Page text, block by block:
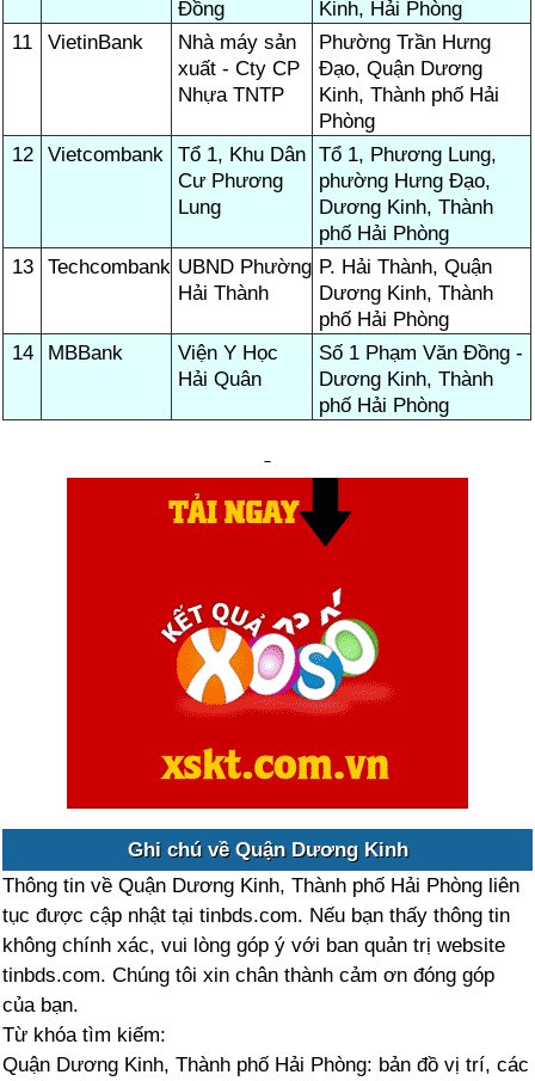
Đồng
Kinh, Hải Phòng
11
VietinBank
Nhà máy sản
xuất - Cty CP
Nhựa TNTP
Phường Trần Hưng
Đạo, Quận Dương
Kinh, Thành phố Hải
Phòng
12
Vietcombank
Tổ 1, Khu Dân
Cư Phương
Lung
Tổ 1, Phương Lung,
phường Hưng Đạo,
Dương Kinh, Thành
phố Hải Phòng
13
Techcombank UBND Phường
Hải Thành
P. Hải Thành, Quận
Dương Kinh, Thành
phố Hải Phòng
14
MBBank
Viện Y Học
Hải Quân
Số 1 Phạm Văn Đồng -
Dương Kinh, Thành
phố Hải Phòng
Ghi chú về Quận Dương Kinh
Thông tin về Quận Dương Kinh, Thành phố Hải Phòng liên
tục được cập nhật tại tinbds.com. Nếu bạn thấy thông tin
không chính xác, vui lòng góp ý với ban quản trị website
tinbds.com. Chúng tôi xin chân thành cảm ơn đóng góp
của bạn.
Từ khóa tìm kiếm:
Quận Dương Kinh, Thành phố Hải Phòng: bản đồ vị trí, các